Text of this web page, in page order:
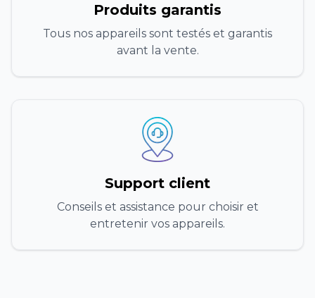
Produits garantis
Tous nos appareils sont testés et garantis
avant la vente.
Support client
Conseils et assistance pour choisir et
entretenir vos appareils.